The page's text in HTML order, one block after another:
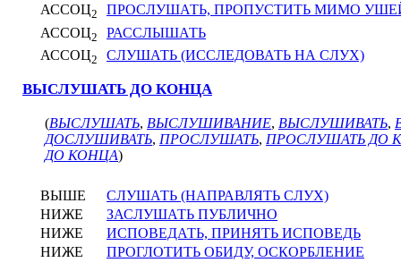
АССОЦ2
ПРОСЛУШАТЬ, ПРОПУСТИТЬ МИМО
АССОЦ2
РАССЛЫШАТЬ
АССОЦ2 СЛУШАТЬ (ИССЛЕДОВАТЬ НА СЛУХ)
ВЫСЛУШАТЬ ДО КОНЦА
(ВЫСЛУШАТЬ, ВЫСЛУШИВАНИЕ, ВЫСЛУШИВАТЬ,
ДОСЛУШИВАТЬ, ПРОСЛУШАТЬ, ПРОСЛУШАТЬ ДО
ДО КОНЦА)
ВЫШЕ
СЛУШАТЬ (НАПРАВЛЯТЬ СЛУХ)
НИЖЕ
ЗАСЛУШАТЬ ПУБЛИЧНО
НИЖЕ
ИСПОВЕДАТЬ, ПРИНЯТЬ ИСПОВЕДЬ
НИЖЕ
ПРОГЛОТИТЬ ОБИДУ, ОСКОРБЛЕНИЕ